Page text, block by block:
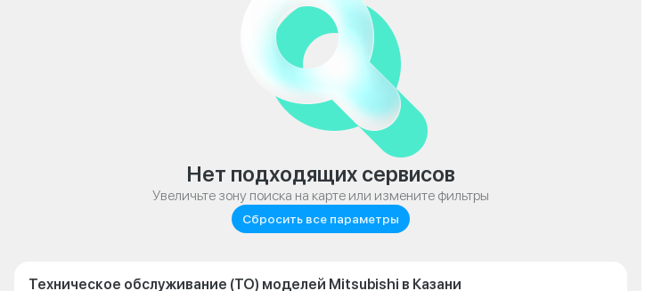
Нет подходящих сервисов
Увеличьте зону поиска на карте или измените фильтры
Сбросить все параметры
Техническое обслуживание (ТО) моделей Mitsubishi в Казани